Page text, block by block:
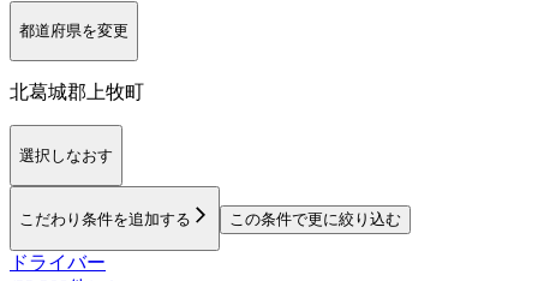
都道府県を変更
北葛城郡上牧町
選択しなおす
こだわり条件を追加する この条件で更に絞り込む
ドライバー